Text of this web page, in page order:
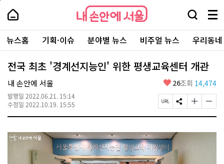
본
로
가
내
손
안
에
서
울
-
서
울
시
대
표
소
포
털
내
손
에
울
검
창
열
기
메
뉴
전
체
보
주
요
서
뉴스홈 기획·이슈 분야별 뉴스 비주얼 뉴스 우리동
전국 최초 '경계선지능인' 위한 평생교육센터 개관
내 손안에 서울
발행일 2022.06.21. 15:14
수정일 2022.10.19. 15:55
좋
요
26조회 14,474
페
이
U
R
L
복
S
N
공
유
기
글
자
기
크
글
자
기
작
페
상
단
로